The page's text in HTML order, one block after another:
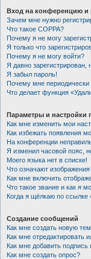
Вход на конференцию и
Зачем мне нужно
Что такое COPPA?
Почему я не могу
Я только что
Почему я не могу войти?
Я давно зарегистрирован,
Я забыл пароль!
Почему мне периодически
Что делает функция
Параметры и настройки
Как мне изменить мои
Как избежать появления
На конференции
Я изменил часовой пояс,
Моего языка нет в списке!
Что означают
Как мне включить
Что такое звание и как я
Когда я щёлкаю по ссылке
Создание сообщений
Как мне создать новую
Как мне отредактировать
Как мне добавить
Как мне создать опрос?